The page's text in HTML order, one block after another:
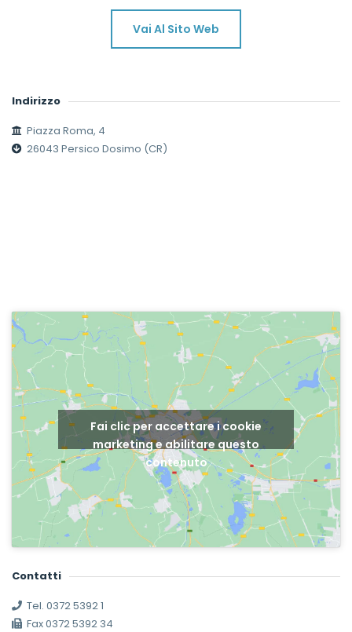
Vai Al Sito Web
Indirizzo
Piazza Roma, 4
26043 Persico Dosimo (CR)
Fai clic per accettare i cookie
marketing e abilitare questo
contenuto
Contatti
Tel. 0372 5392 1
Fax 0372 5392 34